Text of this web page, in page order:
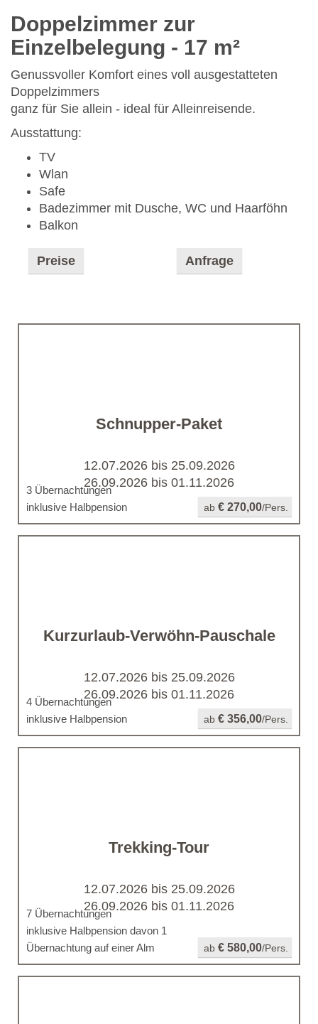
Doppelzimmer zur
Einzelbelegung - 17 m²
Genussvoller Komfort eines voll ausgestatteten
Doppelzimmers
ganz für Sie allein - ideal für Alleinreisende.
Ausstattung:
TV
Wlan
Safe
Badezimmer mit Dusche, WC und Haarföhn
Balkon
Preise Anfrage
Schnupper-Paket
12.07.2026 bis 25.09.2026
26.09.2026 bis 01.11.2026
3 Übernachtungen
inklusive Halbpension
ab € 270,00/Pers.
Kurzurlaub-Verwöhn-Pauschale
12.07.2026 bis 25.09.2026
26.09.2026 bis 01.11.2026
4 Übernachtungen
inklusive Halbpension
ab € 356,00/Pers.
Trekking-Tour
12.07.2026 bis 25.09.2026
26.09.2026 bis 01.11.2026
7 Übernachtungen
inklusive Halbpension davon 1
Übernachtung auf einer Alm
ab € 580,00/Pers.